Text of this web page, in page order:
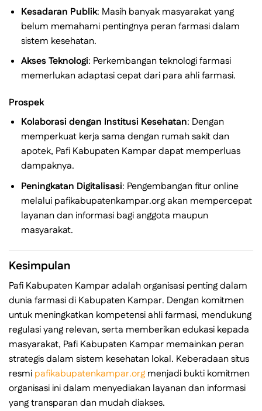
Kesadaran Publik: Masih banyak masyarakat yang
belum memahami pentingnya peran farmasi dalam
sistem kesehatan.
Akses Teknologi: Perkembangan teknologi farmasi
memerlukan adaptasi cepat dari para ahli farmasi.
Prospek
Kolaborasi dengan Institusi Kesehatan: Dengan
memperkuat kerja sama dengan rumah sakit dan
apotek, Pafi Kabupaten Kampar dapat memperluas
dampaknya.
Peningkatan Digitalisasi: Pengembangan fitur online
melalui pafikabupatenkampar.org akan mempercepat
layanan dan informasi bagi anggota maupun
masyarakat.
Kesimpulan
Pafi Kabupaten Kampar adalah organisasi penting dalam
dunia farmasi di Kabupaten Kampar. Dengan komitmen
untuk meningkatkan kompetensi ahli farmasi, mendukung
regulasi yang relevan, serta memberikan edukasi kepada
masyarakat, Pafi Kabupaten Kampar memainkan peran
strategis dalam sistem kesehatan lokal. Keberadaan situs
resmi pafikabupatenkampar.org menjadi bukti komitmen
organisasi ini dalam menyediakan layanan dan informasi
yang transparan dan mudah diakses.